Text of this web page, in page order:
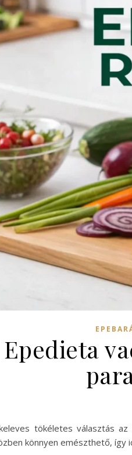
Epedieta
tökéletes választás
könnyen emészthető, így